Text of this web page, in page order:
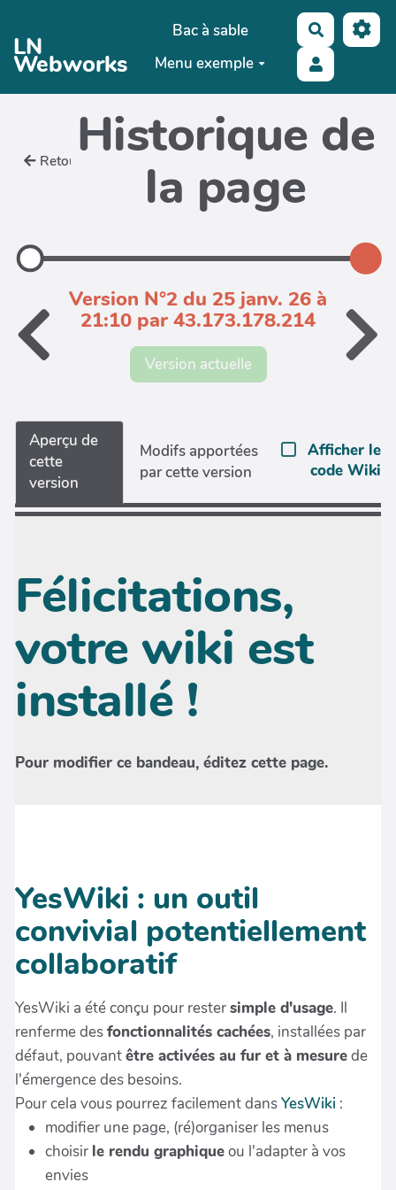
Aller au contenu principal
LN
Webworks
Bac à sable
Menu exemple
Retour Historique de
la page
Version N°2 du 25 janv. 26 à
21:10 par 43.173.178.214
Version actuelle
Aperçu de
cette
version
Modifs apportées
par cette version
Afficher le
code Wiki